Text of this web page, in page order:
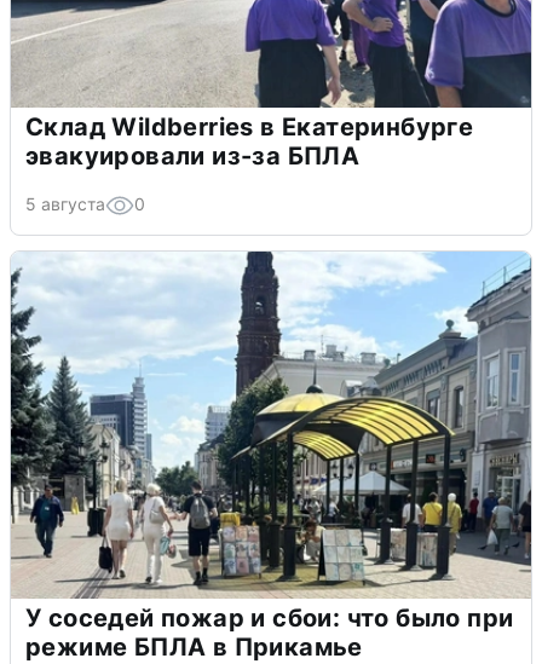
Склад Wildberries в Екатеринбурге
эвакуировали из-за БПЛА
5 августа 0
У соседей пожар и сбои: что было при
режиме БПЛА в Прикамье